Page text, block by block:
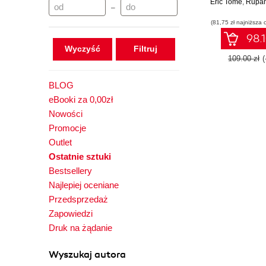
–
Wyczyść
BLOG
eBooki za 0,00zł
Nowości
Promocje
Outlet
Ostatnie sztuki
Bestsellery
Najlepiej oceniane
Przedsprzedaż
Zapowiedzi
Druk na żądanie
Wyszukaj autora
pipelines
data
Eric Tome, Rupam
(81,75 zł najniższa
109.00 zł